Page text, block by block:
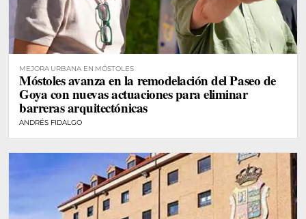
MEJORA URBANA EN MÓSTOLES
Móstoles avanza en la remodelación del Paseo de
Goya con nuevas actuaciones para eliminar
barreras arquitectónicas
ANDRÉS FIDALGO